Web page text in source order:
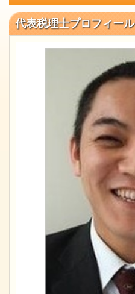
代表税理士プロフィール